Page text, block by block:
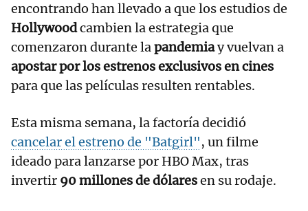
encontrando han llevado a que los estudios de
Hollywoodcambien la estrategia que
comenzaron durante lapandemiay vuelvan a
apostar por los estrenos exclusivos en cines
para que las películas resulten rentables.
Esta misma semana, la factoría decidió
cancelar el estreno de "Batgirl", un filme
ideado para lanzarse por HBO Max, tras
invertir 90 millones de dólaresen su rodaje.